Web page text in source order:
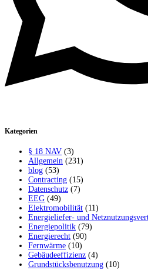
Kategorien
§ 18 NAV (3)
Allgemein (231)
blog (53)
Contracting (15)
Datenschutz (7)
EEG (49)
Elektromobilität (11)
Energieliefer- und
Energiepolitik (79)
Energierecht (90)
Fernwärme (10)
Gebäudeeffizienz (4)
Grundstücksbenutzung (10)